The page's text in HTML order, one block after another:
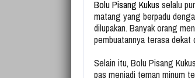
Bolu Pisang Kukus selalu
matang yang berpadu
dilupakan. Banyak orang
pembuatannya terasa dekat
Selain itu, Bolu Pisang
pas menjadi teman minum